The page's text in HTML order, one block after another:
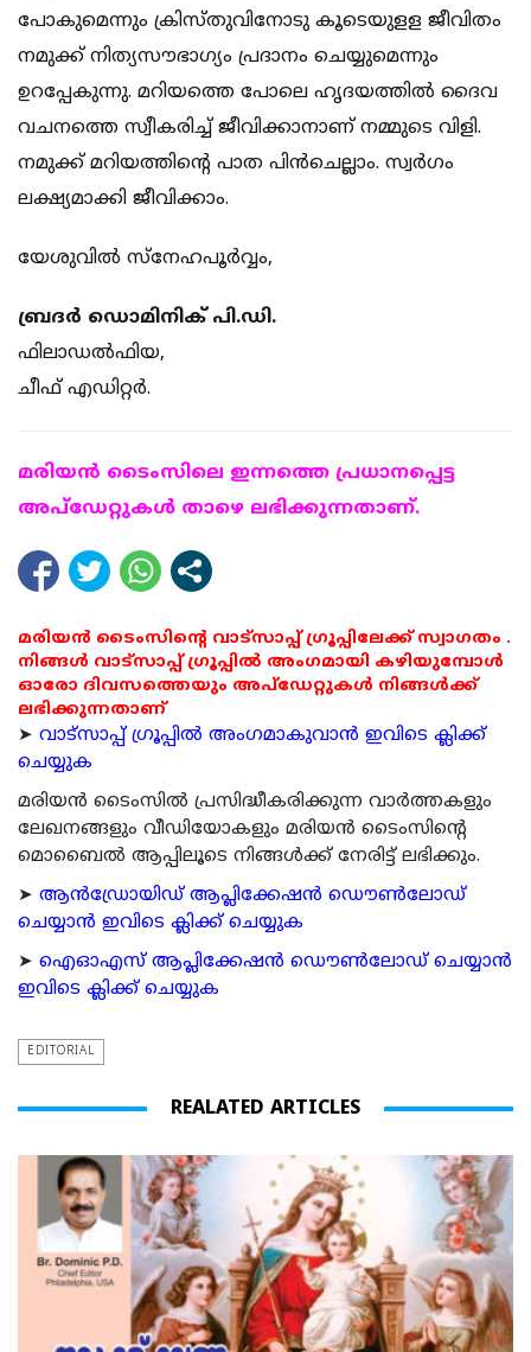
പോകുമെന്നും ക്രിസ്തുവിനോടു കൂടെയുളള ജീവിതം
നമുക്ക് നിത്യസൗഭാഗ്യം പ്രദാനം ചെയ്യുമെന്നും
ഉറപ്പേകുന്നു. മറിയത്തെ പോലെ ഹൃദയത്തില്‍ ദൈവ
വചനത്തെ സ്വീകരിച്ച് ജീവിക്കാനാണ് നമ്മുടെ വിളി.
നമുക്ക് മറിയത്തിന്റെ പാത പിന്‍ചെല്ലാം. സ്വര്‍ഗം
ലക്ഷ്യമാക്കി ജീവിക്കാം.
യേശുവില്‍ സ്നേഹപൂര്‍വ്വം,
ബ്രദര്‍ ഡൊമിനിക് പി.ഡി.
ഫിലാഡല്‍ഫിയ,
ചീഫ് എഡിറ്റര്‍.
മരിയന്‍ ടൈംസിലെ ഇന്നത്തെ പ്രധാനപ്പെട്ട
അപ്ഡേറ്റുകള്‍ താഴെ ലഭിക്കുന്നതാണ്.
മരിയൻ ടൈംസിന്റെ വാട്സാപ്പ് ഗ്രൂപ്പിലേക്ക് സ്വാഗതം .
നിങ്ങൾ വാട്സാപ്പ് ഗ്രൂപ്പിൽ അംഗമായി കഴിയുമ്പോൾ
ഓരോ ദിവസത്തെയും അപ്ഡേറ്റുകൾ നിങ്ങൾക്ക്
ലഭിക്കുന്നതാണ്
➤ വാട്സാപ്പ് ഗ്രൂപ്പിൽ അംഗമാകുവാൻ ഇവിടെ ക്ലിക്ക്
ചെയ്യുക
മരിയന്‍ ടൈംസില്‍ പ്രസിദ്ധീകരിക്കുന്ന വാര്‍ത്തകളും
ലേഖനങ്ങളും വീഡിയോകളും മരിയന്‍ ടൈംസിന്റെ
മൊബൈല്‍ ആപ്പിലൂടെ നിങ്ങള്‍ക്ക് നേരിട്ട് ലഭിക്കും.
➤ ആന്‍ഡ്രോയിഡ് ആപ്ലിക്കേഷന്‍ ഡൌണ്‍ലോഡ്
ചെയ്യാന്‍ ഇവിടെ ക്ലിക്ക് ചെയ്യുക
➤ ഐഓഎസ് ആപ്ലിക്കേഷന്‍ ഡൌണ്‍ലോഡ് ചെയ്യാന്‍
ഇവിടെ ക്ലിക്ക് ചെയ്യുക
EDITORIAL
REALATED ARTICLES